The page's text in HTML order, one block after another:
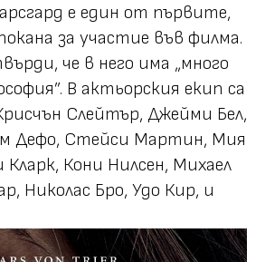
е един от първите,
за участие във филма.
че в него има „много
В актьорския екип са
Слейтър, Джейми Бел,
Дефо, Стейси Мартин, Мия
Кони Нилсен, Михаел
Николас Бро, Удо Кир, и